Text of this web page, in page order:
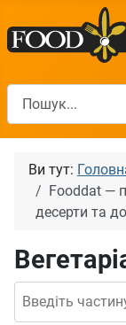
Пошук
Ви тут:
Fooddat —
десерти та